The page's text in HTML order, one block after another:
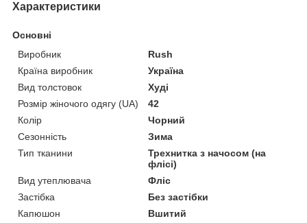
Характеристики
Основні
Виробник
Rush
Країна виробник
Україна
Вид толстовок
Худі
Розмір жіночого одягу (UA)
42
Колір
Чорний
Сезонність
Зима
Тип тканини
Трехнитка з начосом (на
флісі)
Вид утеплювача
Фліс
Застібка
Без застібки
Капюшон
Вшитий